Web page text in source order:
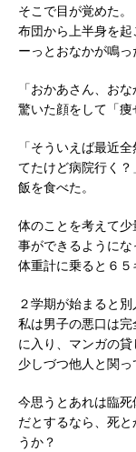
そこで目が覚めた。
布団から上半身を
ーっとおなかが鳴っ
「おかあさん、お
驚いた顔をして「痩
「そういえば最近
てたけど病院行く
飯を食べた。
体のことを考えて
事ができるようにな
体重計に乗ると６５
２学期が始まると別
私は男子の悪口は
に入り、マンガの貸
少しづつ他人と関っ
今思うとあれは臨死
だとするなら、死
うか？